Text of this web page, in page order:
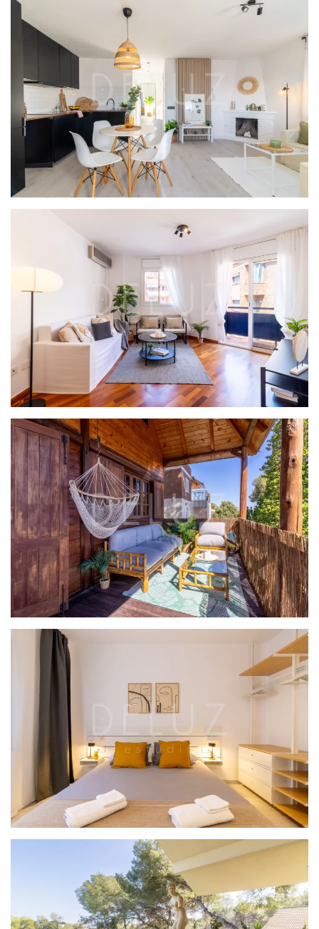
PROYECTO MARINA
PROYECTO BALAGUER
WOODEN HOUSE
PROYECTO TERRACOTA